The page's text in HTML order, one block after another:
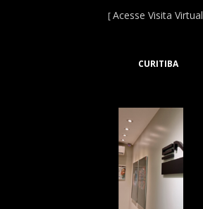
[Acesse Visita Virtual
CURITIBA